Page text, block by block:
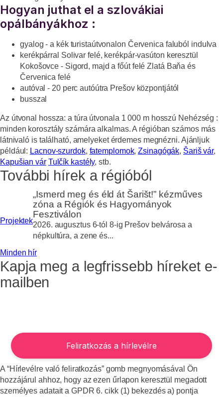
Hogyan juthat el a szlovákiai
opálbányákhoz :
gyalog - a kék turistaútvonalon Červenica faluból indulva
kerékpárral Solivar felé, kerékpár-vasúton keresztül
Kokošovce - Sigord, majd a főút felé Zlatá Baňa és
Červenica felé
autóval - 20 perc autóútra Prešov központjától
busszal
Az útvonal hossza: a túra útvonala 1 000 m hosszú Nehézség :
minden korosztály számára alkalmas. A régióban számos más
látnivaló is található, amelyeket érdemes megnézni. Ajánljuk
például: Lacnov-szurdok, fatemplomok,Zsinagógák, Šariš vár,
Kapušian vár Tulčík kastély, stb.
További hírek a régióból
Projektek
„Ismerd meg és éld át Šarišt!” kézműves
zóna a Régiók és Hagyományok
Fesztiválon
2026. augusztus 6-tól 8-ig Prešov belvárosa a
népkultúra, a zene és...
Minden hír
Kapja meg a legfrissebb híreket e-
mailben
A “Hírlevélre való feliratkozás” gomb megnyomásával Ön
hozzájárul ahhoz, hogy az ezen űrlapon keresztül megadott
személyes adatait a GPDR 6. cikk (1) bekezdés a) pontja